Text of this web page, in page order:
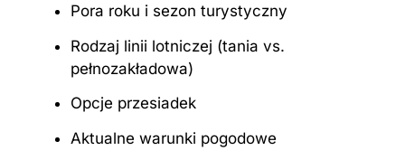
Pora roku i sezon turystyczny
Rodzaj linii lotniczej (tania vs.
pełnozakładowa)
Opcje przesiadek
Aktualne warunki pogodowe